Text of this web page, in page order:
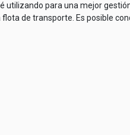
para una mejor
de transporte. Es posible